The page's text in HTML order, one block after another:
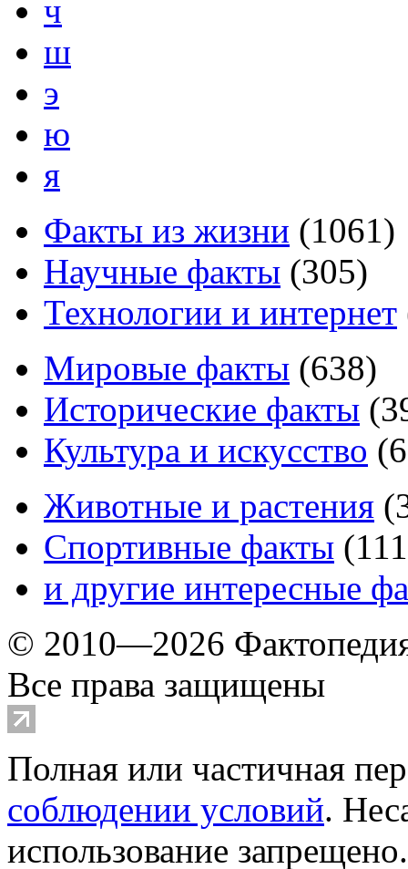
ч
ш
э
ю
я
Факты из жизни (1061)
Научные факты (305)
Технологии и интернет
Мировые факты (638)
Исторические факты (
Культура и искусство (
Животные и растения (
Спортивные факты (111
и другие интересные
© 2010—2026
Все права защищены
Полная или частичная
соблюдении условий.
использование